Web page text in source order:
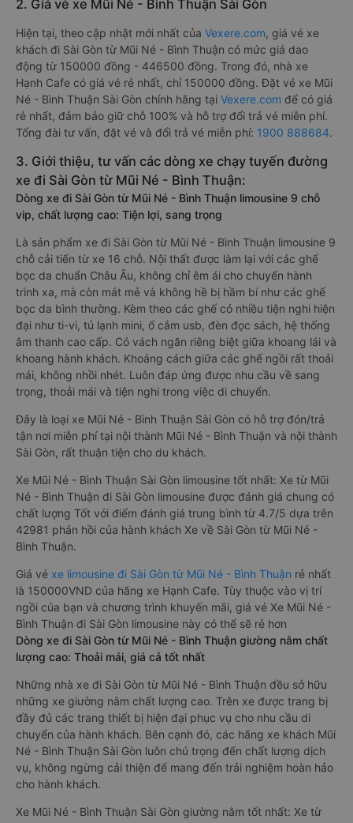
2. Giá vé xe Mũi Né - Bình Thuận Sài Gòn
Hiện tại, theo cập nhật mới nhất của Vexere.com, giá vé xe
khách đi Sài Gòn từ Mũi Né - Bình Thuận có mức giá dao
động từ 150000 đồng - 446500 đồng. Trong đó, nhà xe
Hạnh Cafe có giá vé rẻ nhất, chỉ 150000 đồng. Đặt vé xe Mũi
Né - Bình Thuận Sài Gòn chính hãng tại Vexere.com để có giá
rẻ nhất, đảm bảo giữ chỗ 100% và hỗ trợ đổi trả vé miễn phí.
Tổng đài tư vấn, đặt vé và đổi trả vé miễn phí: 1900 888684.
3. Giới thiệu, tư vấn các dòng xe chạy tuyến đường
xe đi Sài Gòn từ Mũi Né - Bình Thuận:
Dòng xe đi Sài Gòn từ Mũi Né - Bình Thuận limousine 9 chỗ
vip, chất lượng cao: Tiện lợi, sang trọng
Là sản phẩm xe đi Sài Gòn từ Mũi Né - Bình Thuận limousine 9
chỗ cải tiến từ xe 16 chỗ. Nội thất được làm lại với các ghế
bọc da chuẩn Châu Âu, không chỉ êm ái cho chuyến hành
trình xa, mà còn mát mẻ và không hề bị hầm bí như các ghế
bọc da bình thường. Kèm theo các ghế có nhiều tiện nghi hiện
đại như ti-vi, tủ lạnh mini, ổ cắm usb, đèn đọc sách, hệ thống
âm thanh cao cấp. Có vách ngăn riêng biệt giữa khoang lái và
khoang hành khách. Khoảng cách giữa các ghế ngồi rất thoải
mái, không nhồi nhét. Luôn đáp ứng được nhu cầu về sang
trọng, thoải mái và tiện nghi trong việc di chuyển.
Đây là loại xe Mũi Né - Bình Thuận Sài Gòn có hỗ trợ đón/trả
tận nơi miễn phí tại nội thành Mũi Né - Bình Thuận và nội thành
Sài Gòn, rất thuận tiện cho du khách.
Xe Mũi Né - Bình Thuận Sài Gòn limousine tốt nhất: Xe từ Mũi
Né - Bình Thuận đi Sài Gòn limousine được đánh giá chung có
chất lượng Tốt với điểm đánh giá trung bình từ 4.7/5 dựa trên
42981 phản hồi của hành khách Xe về Sài Gòn từ Mũi Né -
Bình Thuận.
Giá vé xe limousine đi Sài Gòn từ Mũi Né - Bình Thuận rẻ nhất
là 150000VND của hãng xe Hạnh Cafe. Tùy thuộc vào vị trí
ngồi của bạn và chương trình khuyến mãi, giá vé Xe Mũi Né -
Bình Thuận đi Sài Gòn limousine này có thể sẽ rẻ hơn
Dòng xe đi Sài Gòn từ Mũi Né - Bình Thuận giường nằm chất
lượng cao: Thoải mái, giá cả tốt nhất
Những nhà xe đi Sài Gòn từ Mũi Né - Bình Thuận đều sở hữu
những xe giường nằm chất lượng cao. Trên xe được trang bị
đầy đủ các trang thiết bị hiện đại phục vụ cho nhu cầu di
chuyển của hành khách. Bên cạnh đó, các hãng xe khách Mũi
Né - Bình Thuận Sài Gòn luôn chú trọng đến chất lượng dịch
vụ, không ngừng cải thiện để mang đến trải nghiệm hoàn hảo
cho hành khách.
Xe Mũi Né - Bình Thuận Sài Gòn giường nằm tốt nhất: Xe từ